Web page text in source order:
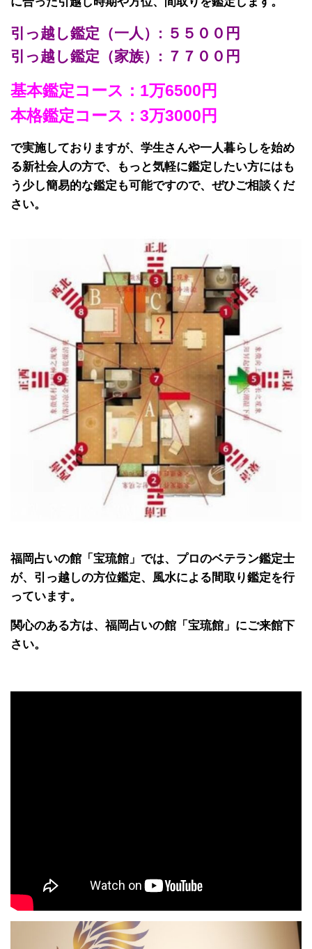
引っ越し鑑定（一人）: ５５００円
引っ越し鑑定（家族）: ７７００円
基本鑑定コース：1万6500円
本格鑑定コース：3万3000円
で実施しておりますが、学生さんや一人暮らしを始め
る新社会人の方で、もっと気軽に鑑定したい方にはも
う少し簡易的な鑑定も可能ですので、ぜひご相談くだ
さい。
福岡占いの館「宝琉館」では、プロのベテラン鑑定士
が、引っ越しの方位鑑定、風水による間取り鑑定を行
っています。
関心のある方は、福岡占いの館「宝琉館」にご来館下
さい。